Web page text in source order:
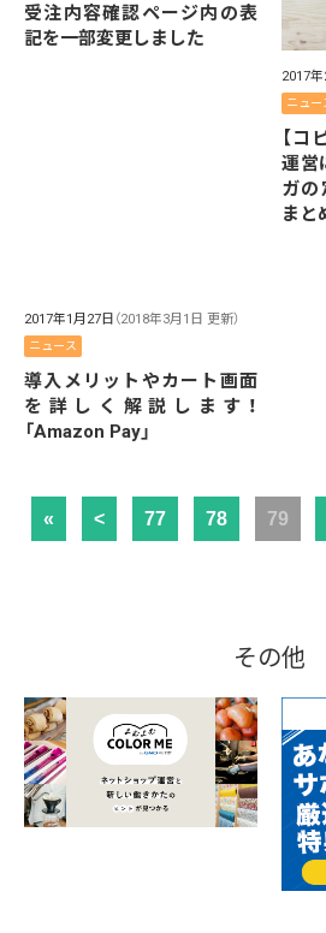
受注内容確認ページ内の表
記を一部変更しました
2017年
ニュー
【コ
運営
ガの
まと
2017年1月27日 （2018年3月1日 更新）
ニュース
導入メリットやカート画面
を詳しく解説します！
「Amazon Pay」
« < 77 78 79
その他